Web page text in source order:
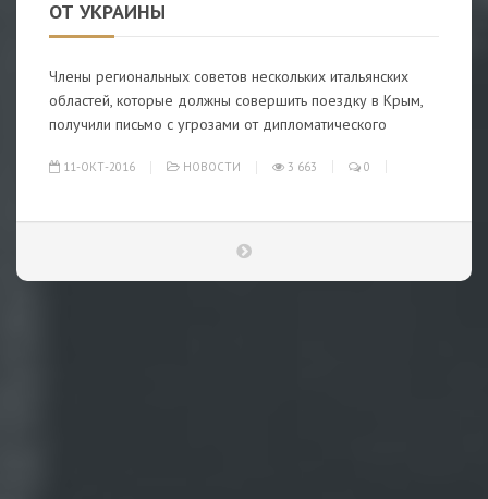
ОТ УКРАИНЫ
Члены региональных советов нескольких итальянских
областей, которые должны совершить поездку в Крым,
получили письмо с угрозами от дипломатического
11-ОКТ-2016 НОВОСТИ 3 663 0